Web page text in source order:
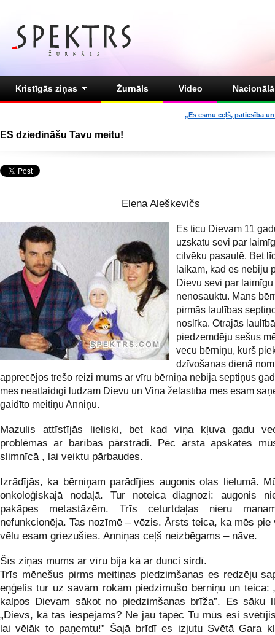
Kristīgās ziņas Žurnāls Video
„Es esmu ceļš, patiesība
ES dziedināšu Tavu meitu!
Elena Aleškevičs
Es ticu Dievam 11
uzskatu sevi par
cilvēku pasaulē. Bet
laikam, kad es nebiju
Dievu sevi par laimīgu
nenosauktu. Mans
pirmās laulības
noslīka. Otrajās
piedzemdēju sešus
vecu bērniņu, kurš
dzīvošanas dienā
apprecējos trešo reizi mums ar vīru bērniņa nebija septiņus
mēs neatlaidīgi lūdzām Dievu un Viņa žēlastībā mēs esam
gaidīto meitiņu Anniņu.
Mazulis attīstījās lieliski, bet kad viņa kļuva gadu
problēmas ar barības pārstrādi. Pēc ārsta apskates
slimnīcā , lai veiktu pārbaudes.
Izrādījās, ka bērniņam parādījies augonis olas lielumā.
onkoloģiskajā nodaļā. Tur noteica diagnozi: augonis
pakāpes metastāzēm. Trīs ceturtdaļas nieru
nefunkcionēja. Tas nozīmē – vēzis. Ārsts teica, ka mēs pie
vēlu esam griezušies. Anniņas ceļš neizbēgams – nāve.
Šīs ziņas mums ar vīru bija kā ar dunci sirdī.
Trīs mēnešus pirms meitiņas piedzimšanas es redzēju
eņģelis tur uz savām rokām piedzimušo bērniņu un teica:
kalpos Dievam sākot no piedzimšanas brīža”. Es sāku
„Dievs, kā tas iespējams? Ne jau tāpēc Tu mūs esi
lai vēlāk to paņemtu!” Šajā brīdī es izjutu Svētā Gara